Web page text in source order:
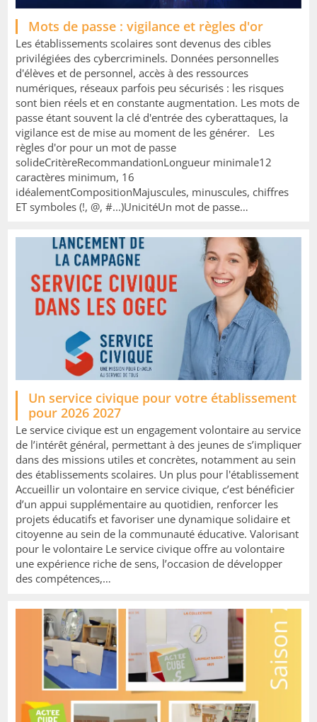
Mots de passe : vigilance et règles d'or
Les établissements scolaires sont devenus des cibles
privilégiées des cybercriminels. Données personnelles
d'élèves et de personnel, accès à des ressources
numériques, réseaux parfois peu sécurisés : les risques
sont bien réels et en constante augmentation. Les mots de
passe étant souvent la clé d'entrée des cyberattaques, la
vigilance est de mise au moment de les générer. Les
règles d'or pour un mot de passe
solideCritèreRecommandationLongueur minimale12
caractères minimum, 16
idéalementCompositionMajuscules, minuscules, chiffres
ET symboles (!, @, #...)UnicitéUn mot de passe…
Un service civique pour votre établissement
pour 2026 2027
Le service civique est un engagement volontaire au service
de l’intérêt général, permettant à des jeunes de s’impliquer
dans des missions utiles et concrètes, notamment au sein
des établissements scolaires. Un plus pour l'établissement
Accueillir un volontaire en service civique, c’est bénéficier
d’un appui supplémentaire au quotidien, renforcer les
projets éducatifs et favoriser une dynamique solidaire et
citoyenne au sein de la communauté éducative. Valorisant
pour le volontaire Le service civique offre au volontaire
une expérience riche de sens, l’occasion de développer
des compétences,…